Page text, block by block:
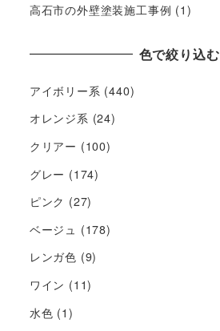
高石市の外壁塗装施工事例 (1)
色で絞り込む
アイボリー系 (440)
オレンジ系 (24)
クリアー (100)
グレー (174)
ピンク (27)
ベージュ (178)
レンガ色 (9)
ワイン (11)
水色 (1)